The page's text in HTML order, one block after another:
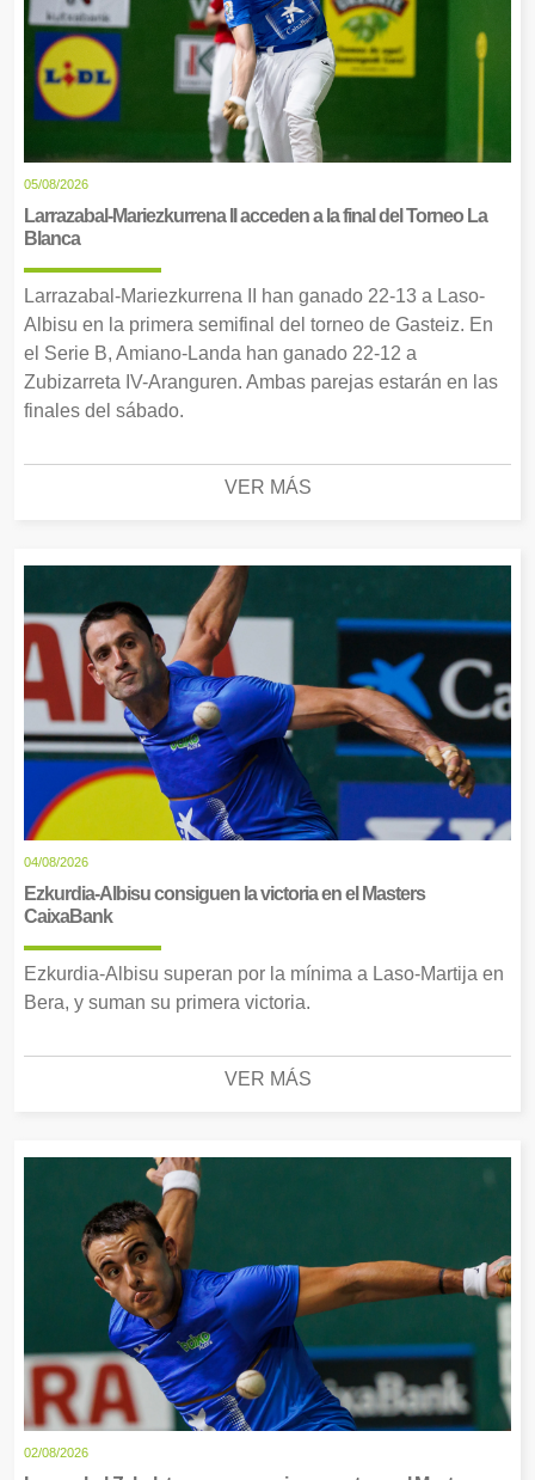
05/08/2026
Larrazabal-Mariezkurrena II acceden a la final del Torneo La
Blanca
Larrazabal-Mariezkurrena II han ganado 22-13 a Laso-
Albisu en la primera semifinal del torneo de Gasteiz. En
el Serie B, Amiano-Landa han ganado 22-12 a
Zubizarreta IV-Aranguren. Ambas parejas estarán en las
finales del sábado.
VER MÁS
04/08/2026
Ezkurdia-Albisu consiguen la victoria en el Masters
CaixaBank
Ezkurdia-Albisu superan por la mínima a Laso-Martija en
Bera, y suman su primera victoria.
VER MÁS
02/08/2026